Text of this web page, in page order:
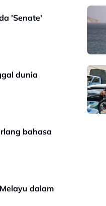
'Senate'
dunia
bahasa
dalam